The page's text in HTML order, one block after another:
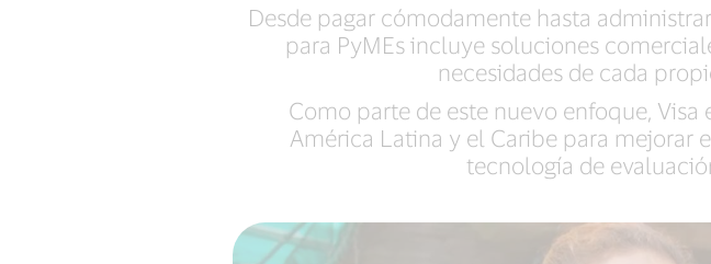
Desde pagar cómodamente hasta
para PyMEs incluye soluciones
necesidades de cada
Como parte de este nuevo enfoque,
América Latina y el Caribe para mejorar
tecnología de